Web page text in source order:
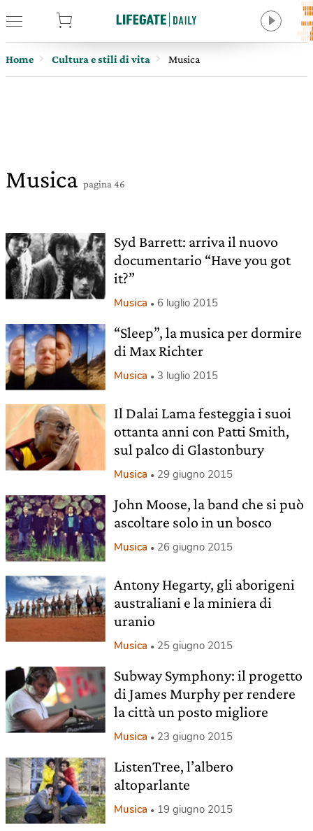
Home Cultura e stili di vita Musica
Musica pagina 46
Syd Barrett: arriva il nuovo
documentario “Have you got
it?”
Musica 6 luglio 2015
“Sleep”, la musica per dormire
di Max Richter
Musica 3 luglio 2015
Il Dalai Lama festeggia i suoi
ottanta anni con Patti Smith,
sul palco di Glastonbury
Musica 29 giugno 2015
John Moose, la band che si può
ascoltare solo in un bosco
Musica 26 giugno 2015
Antony Hegarty, gli aborigeni
australiani e la miniera di
uranio
Musica 25 giugno 2015
Subway Symphony: il progetto
di James Murphy per rendere
la città un posto migliore
Musica 23 giugno 2015
ListenTree, l’albero
altoparlante
Musica 19 giugno 2015